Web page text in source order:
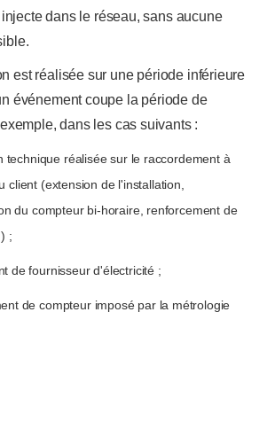
dans le réseau, sans aucune
est réalisée sur une période inférieure
événement coupe la période de
dans les cas suivants :
technique réalisée sur le raccordement à
client (extension de l'installation,
du compteur bi-horaire, renforcement de
;
de fournisseur d'électricité ;
de compteur imposé par la métrologie